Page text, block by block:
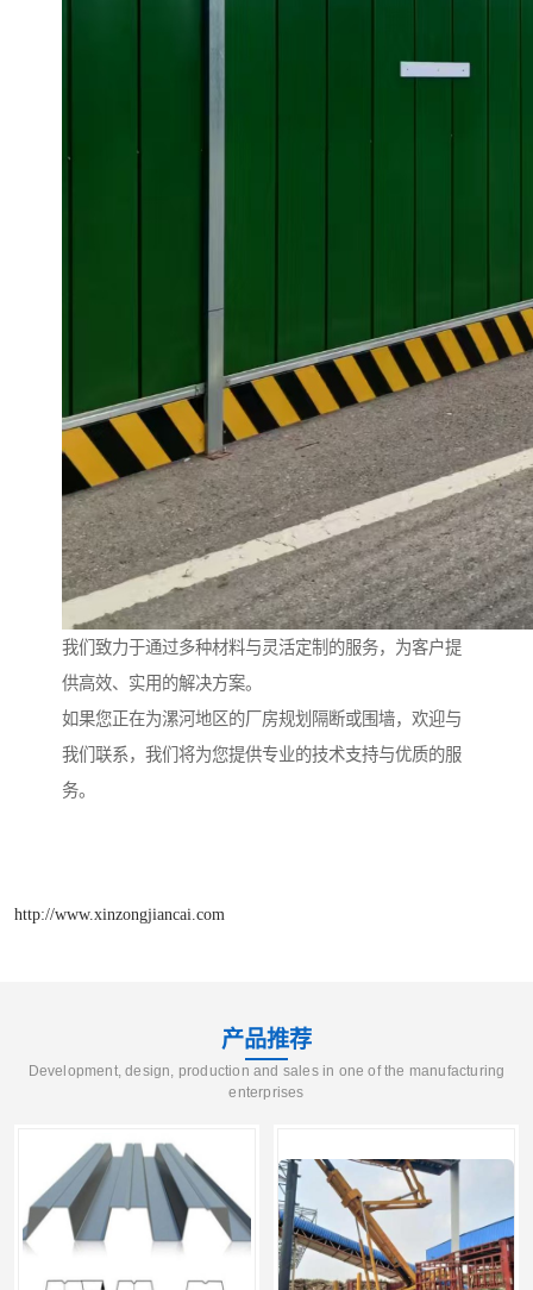
我们致力于通过多种材料与灵活定制的服务，为客户提
供高效、实用的解决方案。
如果您正在为漯河地区的厂房规划隔断或围墙，欢迎与
我们联系，我们将为您提供专业的技术支持与优质的服
务。
http://www.xinzongjiancai.com
产品推荐
Development, design, production and sales in one of the manufacturing
enterprises